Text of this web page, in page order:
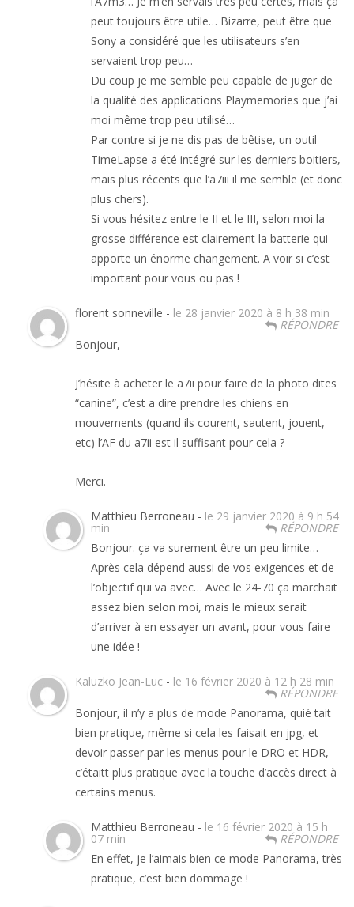
peut toujours être utile… Bizarre, peut être que
Sony a considéré que les utilisateurs s’en
servaient trop peu…
Du coup je me semble peu capable de juger de
la qualité des applications Playmemories que j’ai
moi même trop peu utilisé…
Par contre si je ne dis pas de bêtise, un outil
TimeLapse a été intégré sur les derniers boitiers,
mais plus récents que l’a7iii il me semble (et donc
plus chers).
Si vous hésitez entre le II et le III, selon moi la
grosse différence est clairement la batterie qui
apporte un énorme changement. A voir si c’est
important pour vous ou pas !
florent sonneville - le 28 janvier 2020 à 8 h 38 min
RÉPONDRE
Bonjour,
J’hésite à acheter le a7ii pour faire de la photo dites
“canine”, c’est a dire prendre les chiens en
mouvements (quand ils courent, sautent, jouent,
etc) l’AF du a7ii est il suffisant pour cela ?
Merci.
Matthieu Berroneau - le 29 janvier 2020 à 9 h 54
min
RÉPONDRE
Bonjour. ça va surement être un peu limite…
Après cela dépend aussi de vos exigences et de
l’objectif qui va avec… Avec le 24-70 ça marchait
assez bien selon moi, mais le mieux serait
d’arriver à en essayer un avant, pour vous faire
une idée !
Kaluzko Jean-Luc - le 16 février 2020 à 12 h 28 min
RÉPONDRE
Bonjour, il n’y a plus de mode Panorama, quié tait
bien pratique, même si cela les faisait en jpg, et
devoir passer par les menus pour le DRO et HDR,
c’étaitt plus pratique avec la touche d’accès direct à
certains menus.
Matthieu Berroneau - le 16 février 2020 à 15 h
07 min
RÉPONDRE
En effet, je l’aimais bien ce mode Panorama, très
pratique, c’est bien dommage !